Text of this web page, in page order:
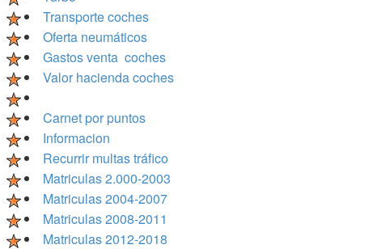
Transporte coches
Oferta neumáticos
Gastos venta coches
Valor hacienda coches
Carnet por puntos
Informacion
Recurrir multas tráfico
Matriculas 2.000-2003
Matriculas 2004-2007
Matriculas 2008-2011
Matriculas 2012-2018